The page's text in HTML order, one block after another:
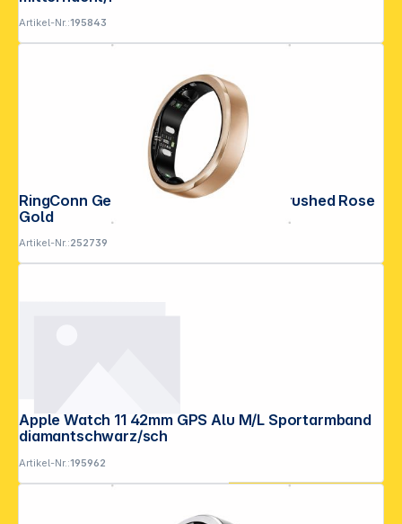
Artikel-Nr.:195843
RingConn Gen3 Smart Ring Größe 8 Brushed Rose
Gold
Artikel-Nr.:252739
Apple Watch 11 42mm GPS Alu M/L Sportarmband
diamantschwarz/sch
Artikel-Nr.:195962